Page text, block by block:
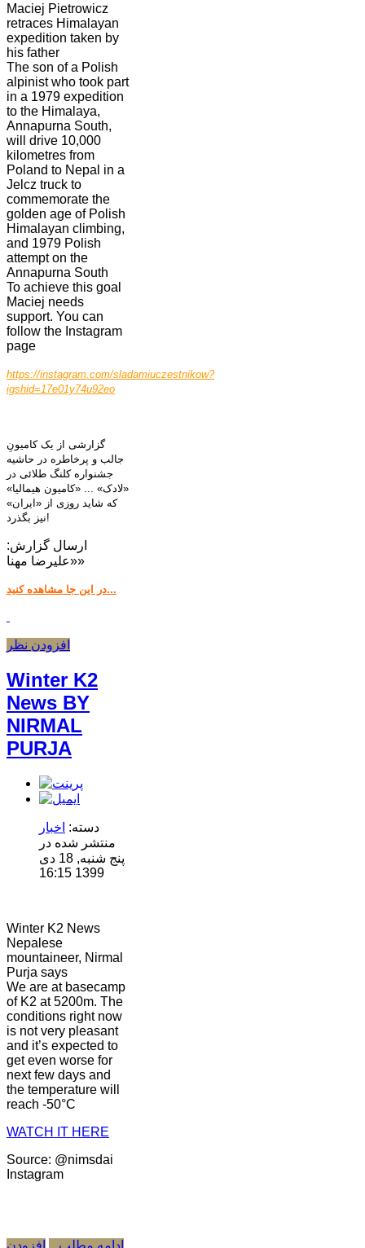
Maciej Pietrowicz
retraces Himalayan
expedition taken by
his father
The son of a Polish
alpinist who took part
in a 1979 expedition
to the Himalaya,
Annapurna South,
will drive 10,000
kilometres from
Poland to Nepal in a
Jelcz truck to
commemorate the
golden age of Polish
Himalayan climbing,
and 1979 Polish
attempt on the
Annapurna South
To achieve this goal
Maciej needs
support. You can
follow the Instagram
page
https://instagram.com/sladamiuczestnikow?
igshid=17e01y74u92eo
گزارشی از یک کامیونِ
جالب و پرخاطره در حاشیه
جشنواره کلنگ طلائی در
«لادک» ... «کامیون هیمالیا»
که شاید روزی از «ایران»
نیز بگذرد!
ارسال گزارش:
«علیرضا مهنا»
در این جا مشاهده کنید...
افزودن نظر
Winter K2
News BY
NIRMAL
PURJA
دسته: اخبار
منتشر شده در
پنج شنبه, 18 دی
1399 16:15
Winter K2 News
Nepalese
mountaineer, Nirmal
Purja says
We are at basecamp
of K2 at 5200m. The
conditions right now
is not very pleasant
and it’s expected to
get even worse for
next few days and
the temperature will
reach -50°C
WATCH IT HERE
Source: @nimsdai
Instagram